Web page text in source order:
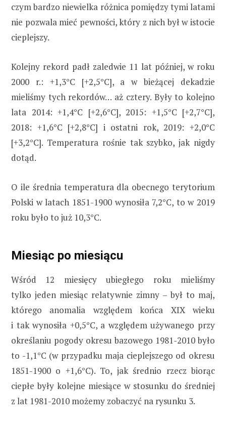
czym bardzo niewielka różnica pomiędzy tymi latami
nie pozwala mieć pewności, który z nich był w istocie
cieplejszy.
Kolejny rekord padł zaledwie 11 lat później, w roku
2000 r.: +1,3°C [+2,5°C], a w bieżącej dekadzie
mieliśmy tych rekordów… aż cztery. Były to kolejno
lata 2014: +1,4°C [+2,6°C], 2015: +1,5°C [+2,7°C],
2018: +1,6°C [+2,8°C] i ostatni rok, 2019: +2,0°C
[+3,2°C]. Temperatura rośnie tak szybko, jak nigdy
dotąd.
O ile średnia temperatura dla obecnego terytorium
Polski w latach 1851-1900 wynosiła 7,2°C, to w 2019
roku było to już 10,3°C.
Miesiąc po miesiącu
Wśród 12 miesięcy ubiegłego roku mieliśmy
tylko jeden miesiąc relatywnie zimny – był to maj,
którego anomalia względem końca XIX wieku
i tak wynosiła +0,5°C, a względem używanego przy
określaniu pogody okresu bazowego 1981-2010 było
to -1,1°C (w przypadku maja cieplejszego od okresu
1851-1900 o +1,6°C). To, jak średnio rzecz biorąc
ciepłe były kolejne miesiące w stosunku do średniej
z lat 1981-2010 możemy zobaczyć na rysunku 3.